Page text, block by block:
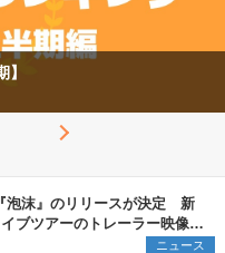
泡沫』のリリースが決定 新
ブツアーのトレーラー映像が
り】
ニュース